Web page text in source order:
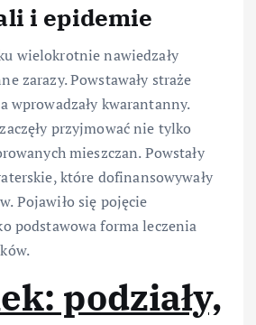
i epidemie
wielokrotnie nawiedzały
zarazy. Powstawały straże
wprowadzały kwarantanny.
przyjmować nie tylko
mieszczan. Powstały
które dofinansowywały
Pojawiło się pojęcie
podstawowa forma leczenia
podziały,